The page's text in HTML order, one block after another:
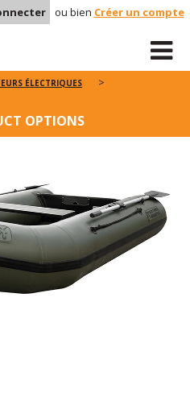
ou bien Créer un compte
ÉLECTRIQUES
OPTIONS